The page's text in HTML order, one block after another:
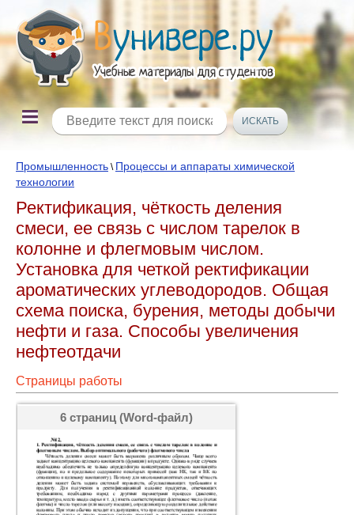
Промышленность \ Процессы и аппараты химической
технологии
Ректификация, чёткость деления
смеси, ее связь с числом тарелок в
колонне и флегмовым числом.
Установка для четкой ректификации
ароматических углеводородов. Общая
схема поиска, бурения, методы добычи
нефти и газа. Способы увеличения
нефтеотдачи
Страницы работы
6 страниц (Word-файл)